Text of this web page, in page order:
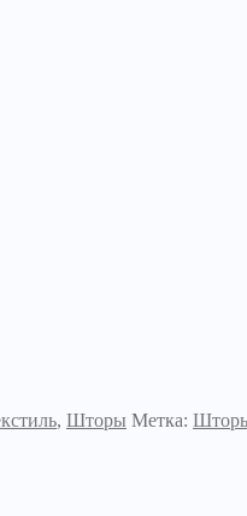
, Шторы Метка: